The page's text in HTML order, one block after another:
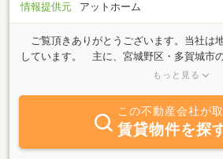
情報提供元
アットホーム
ご覧頂きありがとうございます。当社は
しています。 主に、宮城野区・多賀城市
おります。 自社ホームページでは物件の
も行なっております！お気軽にご相談くだ
もっと見る
この不動産会社が
賃貸物件を探